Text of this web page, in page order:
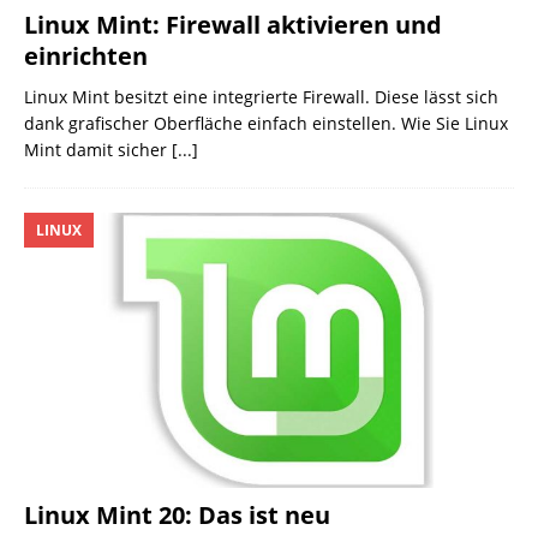
Linux Mint: Firewall aktivieren und
einrichten
Linux Mint besitzt eine integrierte Firewall. Diese lässt sich
dank grafischer Oberfläche einfach einstellen. Wie Sie Linux
Mint damit sicher [...]
Linux Mint 20: Das ist neu
LINUX